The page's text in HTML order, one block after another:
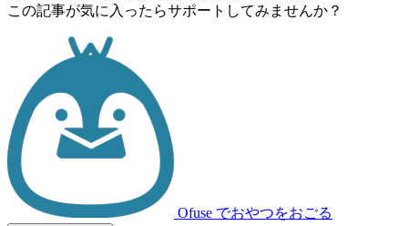
この記事が気に入ったらサポートしてみませんか？
Ofuse でおやつをおごる